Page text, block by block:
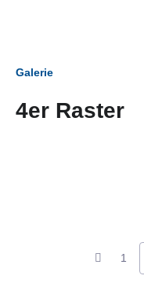
Galerie
4er Raster
1